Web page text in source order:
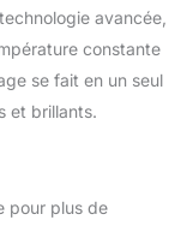
de la
racine aux
10
2 ans
:
avancée,
constante
se fait en un seul
et brillants.
pour plus de